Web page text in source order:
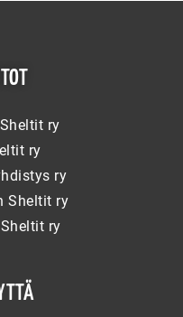
ry
ry
ry
Sheltit ry
ry